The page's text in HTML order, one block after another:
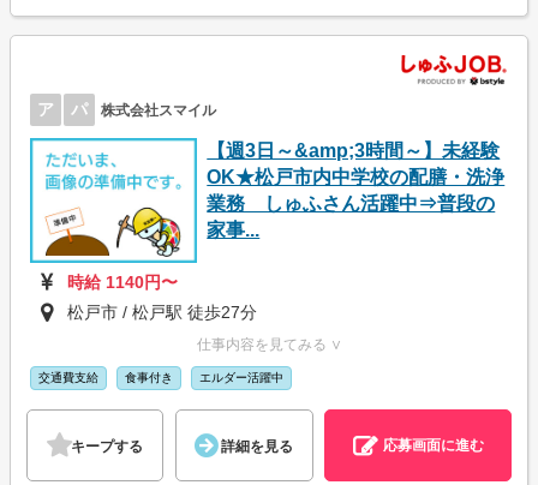
ア パ 株式会社スマイル
【週3日～&amp;3時間～】未経験
OK★松戸市内中学校の配膳・洗浄
業務 しゅふさん活躍中⇒普段の
家事...
時給 1140円〜
松戸市 / 松戸駅 徒歩27分
仕事内容を見てみる ∨
交通費支給 食事付き エルダー活躍中
キープする 詳細を見る 応募画面に進む